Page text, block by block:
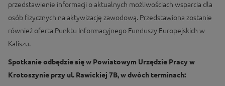
przedstawienie informacji o aktualnych możliwościach wsparcia dla
osób fizycznych na aktywizację zawodową. Przedstawiona zostanie
również oferta Punktu Informacyjnego Funduszy Europejskich w
Kaliszu.
Spotkanie odbędzie się w Powiatowym Urzędzie Pracy w
Krotoszynie przy ul. Rawickiej 7B, w dwóch terminach: